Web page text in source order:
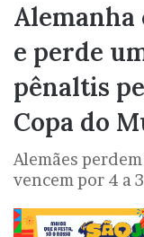
Alemanha
e perde
pênaltis
Copa do
Alemães
vencem por 4 a